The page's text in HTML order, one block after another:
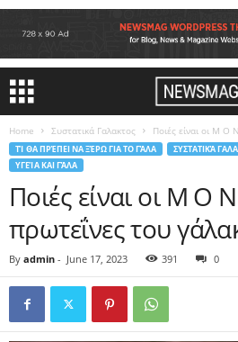
Home Συστατικά Γαλακτος Ποιές είναι οι Μ Ο
ΤΊ ΘΑ ΠΡΈΠΕΙ ΝΑ ΞΈΡΩ ΓΙΑ ΤΟ ΓΆΛΑ ΣΥΣΤΑΤΙΚΆ
ΥΓΕΊΑ ΚΑΙ ΓΆΛΑ
Ποιές είναι οι Μ Ο
πρωτεΐνες του
By admin - June 17, 2023 391 0